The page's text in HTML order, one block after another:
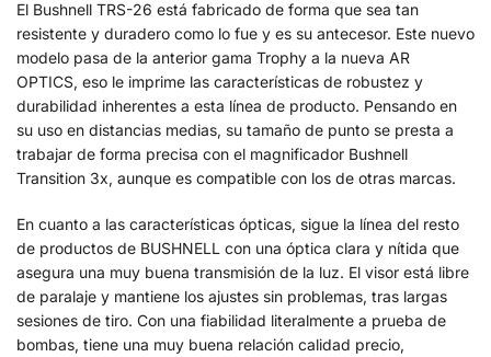
El Bushnell TRS-26 está fabricado de forma que sea tan
resistente y duradero como lo fue y es su antecesor. Este nuevo
modelo pasa de la anterior gama Trophy a la nueva AR
OPTICS, eso le imprime las características de robustez y
durabilidad inherentes a esta línea de producto. Pensando en
su uso en distancias medias, su tamaño de punto se presta a
trabajar de forma precisa con el magnificador Bushnell
Transition 3x, aunque es compatible con los de otras marcas.
En cuanto a las características ópticas, sigue la línea del resto
de productos de BUSHNELL con una óptica clara y nítida que
asegura una muy buena transmisión de la luz. El visor está libre
de paralaje y mantiene los ajustes sin problemas, tras largas
sesiones de tiro. Con una fiabilidad literalmente a prueba de
bombas, tiene una muy buena relación calidad precio,